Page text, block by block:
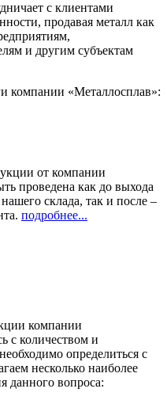
с клиентами
продавая металл как
и другим субъектам
компании «Металлосплав»:
от компании
проведена как до выхода
склада, так и после –
подробнее...
компании
с количеством и
определиться с
несколько наиболее
данного вопроса: